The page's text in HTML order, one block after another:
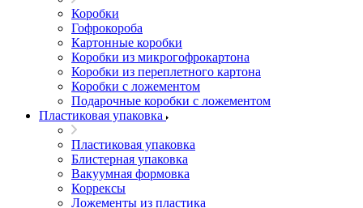
Коробки
Гофрокороба
Картонные коробки
Коробки из микрогофрокартона
Коробки из переплетного картона
Коробки с ложементом
Подарочные коробки с ложементом
Пластиковая упаковка
Пластиковая упаковка
Блистерная упаковка
Вакуумная формовка
Коррексы
Ложементы из пластика